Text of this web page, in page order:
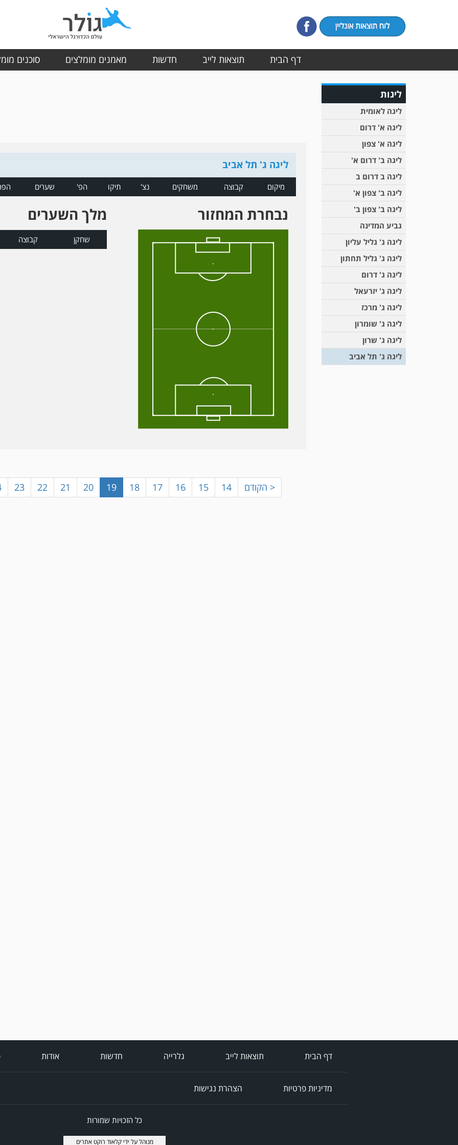
דף הבית תוצאות לייב חדשות מאמנים מומלצים סוכנים
ליגות
ליגה לאומית
ליגה א' דרום
ליגה א' צפון
ליגה ב' דרום א'
ליגה ב דרום ב
ליגה ב' צפון א'
ליגה ב' צפון ב'
גביע המדינה
ליגה ג' גליל עליון
ליגה ג' גליל תחתון
ליגה ג' דרום
ליגה ג' יזרעאל
ליגה ג' מרכז
ליגה ג' שומרון
ליגה ג' שרון
ליגה ג' תל אביב
ליגה ג' תל אביב
מיקום קבוצה משחקים נצ' תיקו הפ' שערים
נבחרת המחזור מלך השערים
שחקן קבוצה
< הקודם 14
15
16
17
18
19
20
21
22
23
דף הבית תוצאות לייב גלרייה חדשות אודות
מדיניות פרטיות הצהרת נגישות
כל הזכויות שמורות
מנוהל על ידיקלאוד רוקט אתרים